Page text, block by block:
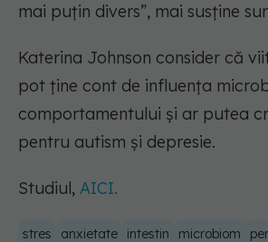
mai puțin divers”, mai susține
Katerina Johnson consider că
pot ține cont de influența
comportamentului și ar putea
pentru autism și depresie.
Studiul, AICI.
stres anxietate intestin microbiom